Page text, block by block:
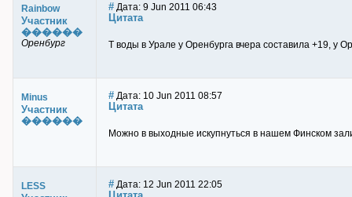
Rainbow
Участник
������
Оренбург
# Дата: 9 Jun 2011 06:43
Цитата
Т воды в Урале у Оренбурга вчера составила +19, у
Minus
Участник
������
# Дата: 10 Jun 2011 08:57
Цитата
Можно в выходные искупнуться в нашем Финском
LESS # Дата: 12 Jun 2011 22:05